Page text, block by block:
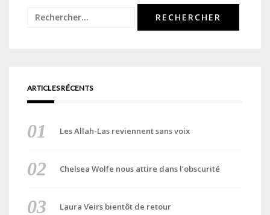
Rechercher :
ARTICLES RÉCENTS
Les Allah-Las reviennent sans voix
Chelsea Wolfe nous attire dans l’obscurité
Laura Veirs bientôt de retour